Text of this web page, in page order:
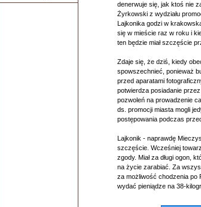
denerwuje się, jak ktoś nie
Żyrkowski z wydziału
Lajkonika godzi w
się w mieście raz w roku i
ten będzie miał szczęście
Zdaje się, że dziś, kiedy
spowszechnieć, ponieważ
przed aparatami
potwierdza posiadanie
pozwoleń na prowadzenie
ds. promocji miasta mogli
postępowania podczas
Lajkonik - naprawdę
szczęście. Wcześniej
zgody. Miał za długi ogon,
na życie zarabiać. Za
za możliwość chodzenia po
wydać pieniądze na 38-